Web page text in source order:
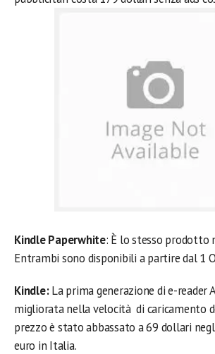
Kindle Paperwhite: È lo stesso prodotto
Entrambi sono disponibili a partire dal 1
Kindle:La prima generazione di e-reader
migliorata nella velocità di caricamento
prezzo è stato abbassato a 69 dollari
euro in Italia.